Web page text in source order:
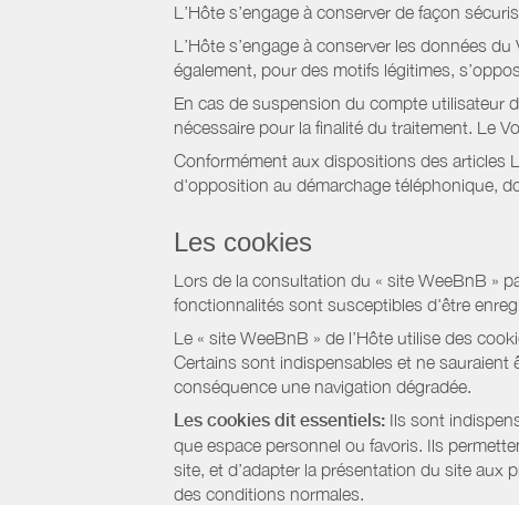
L’Hôte s’engage à conserver de façon
L’Hôte s’engage à conserver les données
également, pour des motifs légitimes,
En cas de suspension du compte utilisateur
nécessaire pour la finalité du traitement. Le
Conformément aux dispositions des articles
d'opposition au démarchage téléphonique,
Les cookies
Lors de la consultation du « site WeeBnB »
fonctionnalités sont susceptibles d'être
Le « site WeeBnB » de l’Hôte utilise des
Certains sont indispensables et ne sauraient
conséquence une navigation dégradée.
Les cookies dit essentiels: Ils sont
que espace personnel ou favoris. Ils
site, et d’adapter la présentation du site aux
des conditions normales.